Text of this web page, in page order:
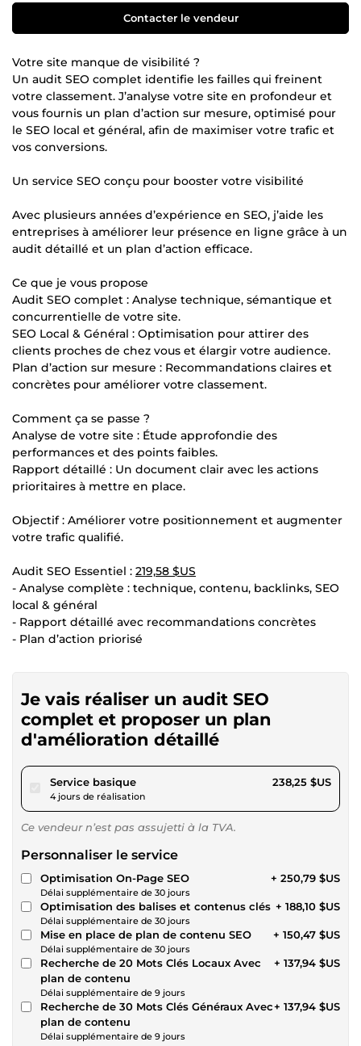
Contacter le vendeur
Votre site manque de visibilité ?
Un audit SEO complet identifie les failles qui freinent
votre classement. J’analyse votre site en profondeur et
vous fournis un plan d’action sur mesure, optimisé pour
le SEO local et général, afin de maximiser votre trafic et
vos conversions.
Un service SEO conçu pour booster votre visibilité
Avec plusieurs années d’expérience en SEO, j’aide les
entreprises à améliorer leur présence en ligne grâce à un
audit détaillé et un plan d’action efficace.
Ce que je vous propose
Audit SEO complet : Analyse technique, sémantique et
concurrentielle de votre site.
SEO Local & Général : Optimisation pour attirer des
clients proches de chez vous et élargir votre audience.
Plan d’action sur mesure : Recommandations claires et
concrètes pour améliorer votre classement.
Comment ça se passe ?
Analyse de votre site : Étude approfondie des
performances et des points faibles.
Rapport détaillé : Un document clair avec les actions
prioritaires à mettre en place.
Objectif : Améliorer votre positionnement et augmenter
votre trafic qualifié.
Audit SEO Essentiel : 219,58 $US
- Analyse complète : technique, contenu, backlinks, SEO
local & général
- Rapport détaillé avec recommandations concrètes
- Plan d’action priorisé
Je vais réaliser un audit SEO
complet et proposer un plan
d'amélioration détaillé
Service basiquepour 219,58 $US
4 jours de réalisation
238,25 $US
Ce vendeur n’est pas assujetti à la TVA.
Personnaliser le service
Optimisation On-Page SEO
Délai supplémentaire de 30 jours
+ 250,79 $US
Optimisation des balises et contenus clés
Délai supplémentaire de 30 jours
+ 188,10 $US
Mise en place de plan de contenu SEO
Délai supplémentaire de 30 jours
+ 150,47 $US
Recherche de 20 Mots Clés Locaux Avec
plan de contenu
Délai supplémentaire de 9 jours
+ 137,94 $US
Recherche de 30 Mots Clés Généraux Avec
plan de contenu
Délai supplémentaire de 9 jours
+ 137,94 $US